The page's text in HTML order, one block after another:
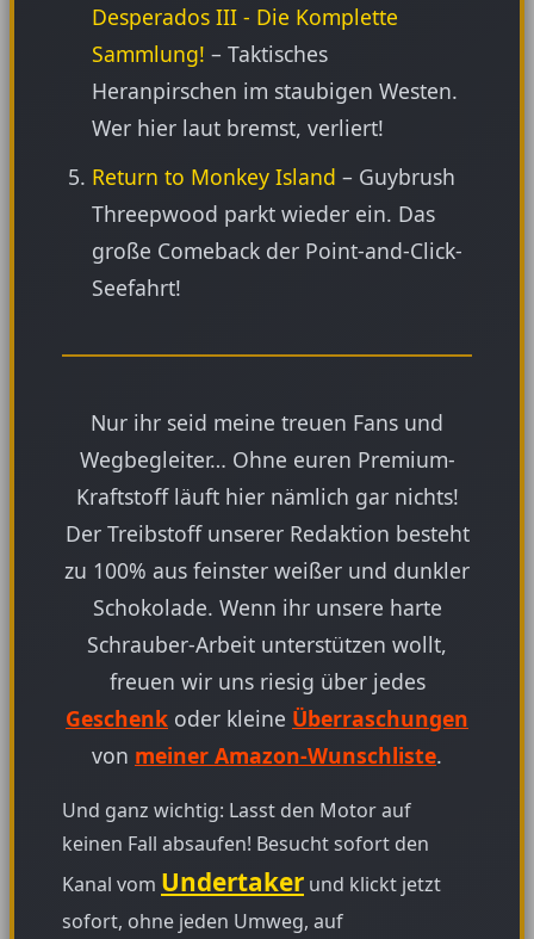
Desperados III - Die Komplette
Sammlung! – Taktisches
Heranpirschen im staubigen Westen.
Wer hier laut bremst, verliert!
Return to Monkey Island – Guybrush
Threepwood parkt wieder ein. Das
große Comeback der Point-and-Click-
Seefahrt!
Nur ihr seid meine treuen Fans und
Wegbegleiter… Ohne euren Premium-
Kraftstoff läuft hier nämlich gar nichts!
Der Treibstoff unserer Redaktion besteht
zu 100% aus feinster weißer und dunkler
Schokolade. Wenn ihr unsere harte
Schrauber-Arbeit unterstützen wollt,
freuen wir uns riesig über jedes
Geschenk oder kleine Überraschungen
von meiner Amazon-Wunschliste.
Und ganz wichtig: Lasst den Motor auf
keinen Fall absaufen! Besucht sofort den
Kanal vom Undertaker und klickt jetzt
sofort, ohne jeden Umweg, auf